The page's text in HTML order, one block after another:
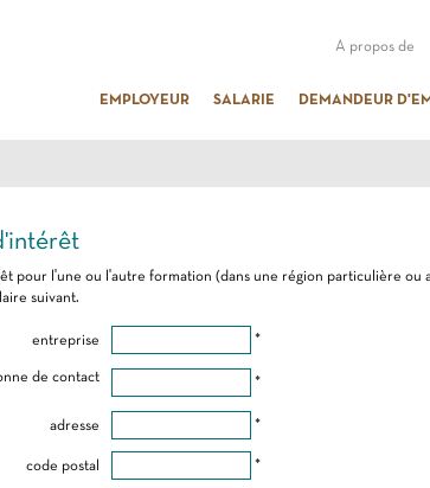
A propos de
EMPLOYEUR SALARIE DEMANDEUR
pour l'une ou l'autre formation (dans une région particulière
suivant.
entreprise *
de contact *
adresse *
code postal *